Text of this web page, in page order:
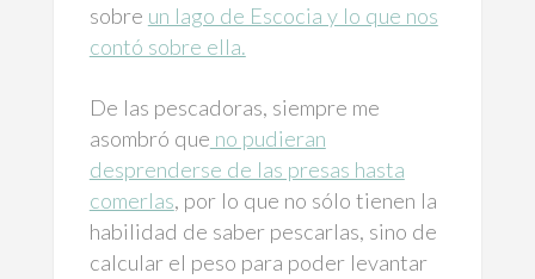
sobre un lago de Escocia y lo que nos
contó sobre ella.
De las pescadoras, siempre me
asombró que no pudieran
desprenderse de las presas hasta
comerlas, por lo que no sólo tienen la
habilidad de saber pescarlas, sino de
calcular el peso para poder levantar